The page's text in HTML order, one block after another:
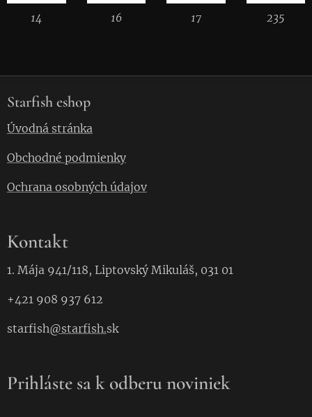
14 16 17 235
Starfish eshop
Úvodná stránka
Obchodné podmienky
Ochrana osobných údajov
Kontakt
1. Mája 941/118, Liptovský Mikuláš, 031 01
+421 908 937 612
starfish@starfish.sk
Prihláste sa k odberu noviniek